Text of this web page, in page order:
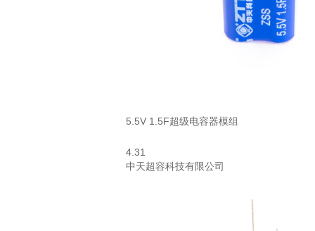
5.5V 1.5F超级电容器模组
4.31
中天超容科技有限公司